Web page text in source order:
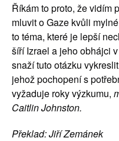
Říkám to proto, že vidím
mluvit o Gaze kvůli
to téma, které je lepší
šíří Izrael a jeho obhájci
snaží tuto otázku
jehož pochopení s
vyžaduje roky výzkumu,
Caitlin Johnston.
Překlad: Jiří Zemánek